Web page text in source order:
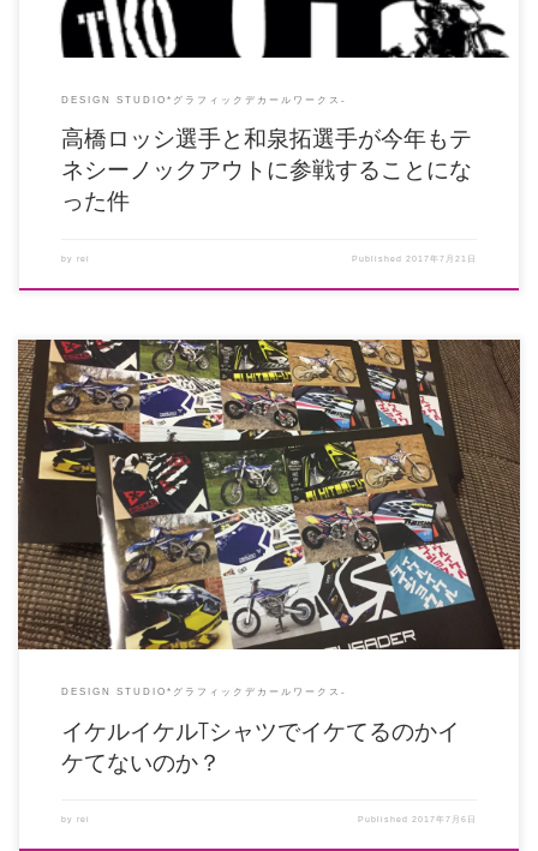
DESIGN STUDIO*グラフィックデカールワークス-
高橋ロッシ選手と和泉拓選手が今年もテ
ネシーノックアウトに参戦することにな
った件
by rei Published2017年7月21日
たまに、「Tシャツで結構儲かってるんちゃうん？w」って聞かれるのですが、
多少は利益あ […]
DESIGN STUDIO*グラフィックデカールワークス-
イケルイケルTシャツでイケてるのかイ
ケてないのか？
by rei Published2017年7月6日